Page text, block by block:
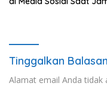
Tinggalkan Balasan
Alamat email Anda tidak